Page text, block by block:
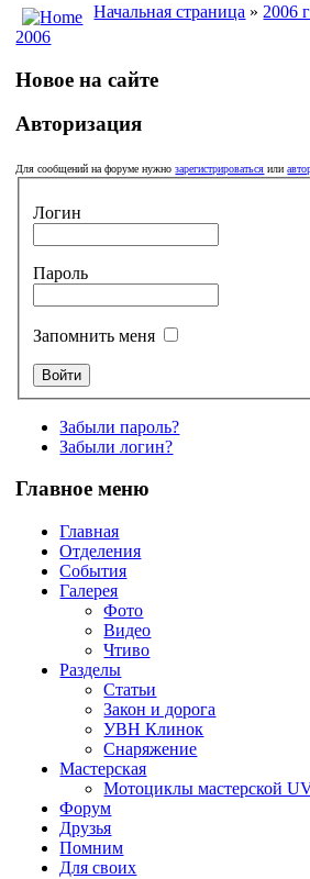
Начальная страница » 2006
2006
Новое на сайте
Авторизация
Для сообщений на форуме нужнозарегистрироваться или
Логин
Пароль
Запомнить меня
Забыли пароль?
Забыли логин?
Главное меню
Главная
Отделения
События
Галерея
Фото
Видео
Чтиво
Разделы
Статьи
Закон и дорога
УВН Клинок
Снаряжение
Мастерская
Мотоциклы мастерской
Форум
Друзья
Помним
Для своих